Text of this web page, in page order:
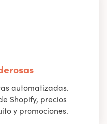
automatizadas.
Shopify, precios
y promociones.